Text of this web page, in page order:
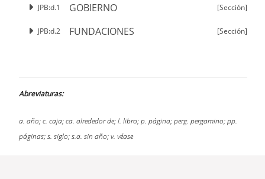
JPB:d.1 GOBIERNO [Sección]
JPB:d.2 FUNDACIONES [Sección]
Abreviaturas:
a. año; c. caja; ca. alrededor de; l. libro; p. página; perg. pergamino; pp.
páginas; s. siglo; s.a. sin año; v. véase